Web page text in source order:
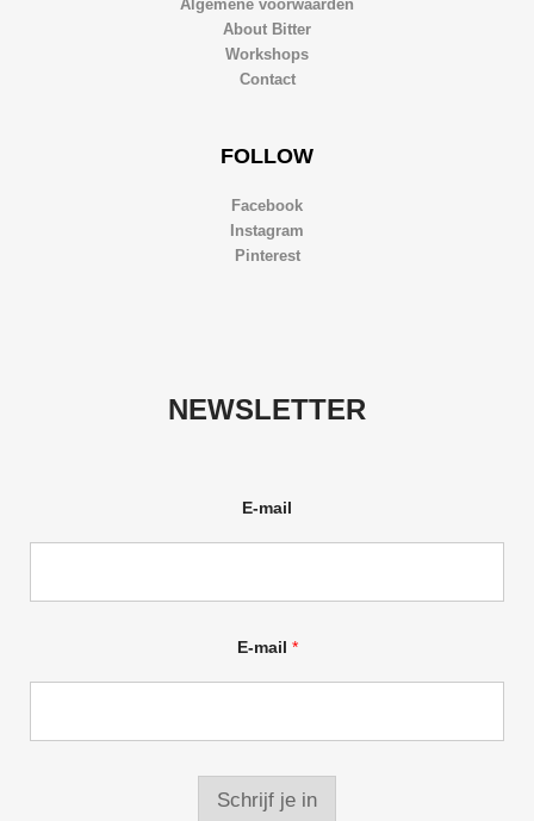
Algemene voorwaarden
About Bitter
Workshops
Contact
FOLLOW
Facebook
Instagram
Pinterest
NEWSLETTER
E-mail
E-mail *
Schrijf je in